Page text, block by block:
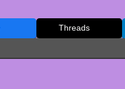
Threads